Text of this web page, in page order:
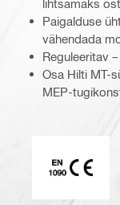
lihtsamaks
Paigalduse
vähendada
Reguleeritav
Osa Hilti MT-
MEP-
CE EN